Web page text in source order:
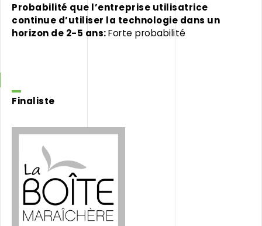
Probabilité que l’entreprise utilisatrice
continue d’utiliser la technologie dans un
horizon de 2-5 ans:Forte probabilité
Finaliste